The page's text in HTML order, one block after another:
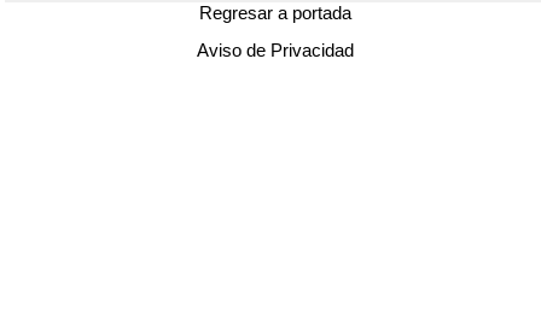
Regresar a portada
Aviso de Privacidad